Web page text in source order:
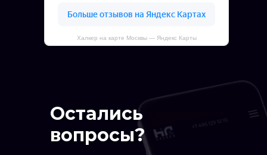
Халкер на карте Москвы — Яндекс Карты
Остались
вопросы?